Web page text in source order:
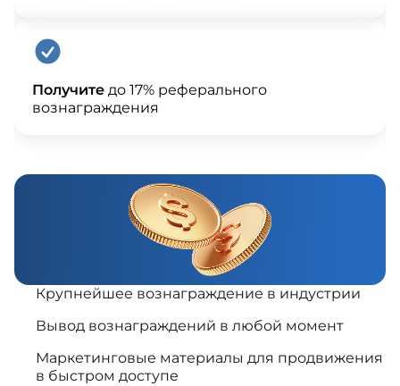
Получите до 17% реферального
вознаграждения
Крупнейшее вознаграждение в индустрии
Вывод вознаграждений в любой момент
Маркетинговые материалы для продвижения
в быстром доступе